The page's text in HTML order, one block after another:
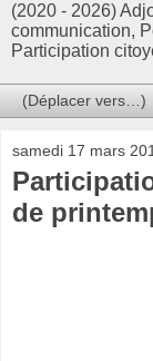
(2020 - 2026)
communication,
Participation
samedi 17 mars
de